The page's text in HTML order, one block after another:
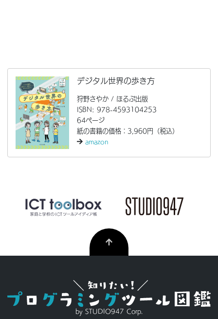
デジタル世界の歩き方
狩野さやか / ほるぷ出版
ISBN: 978-4593104253
64ページ
紙の書籍の価格：3,960円（税込）
amazon
by STUDIO947 Corp.